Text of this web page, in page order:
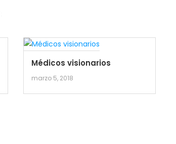
Médicos visionarios
marzo 5, 2018